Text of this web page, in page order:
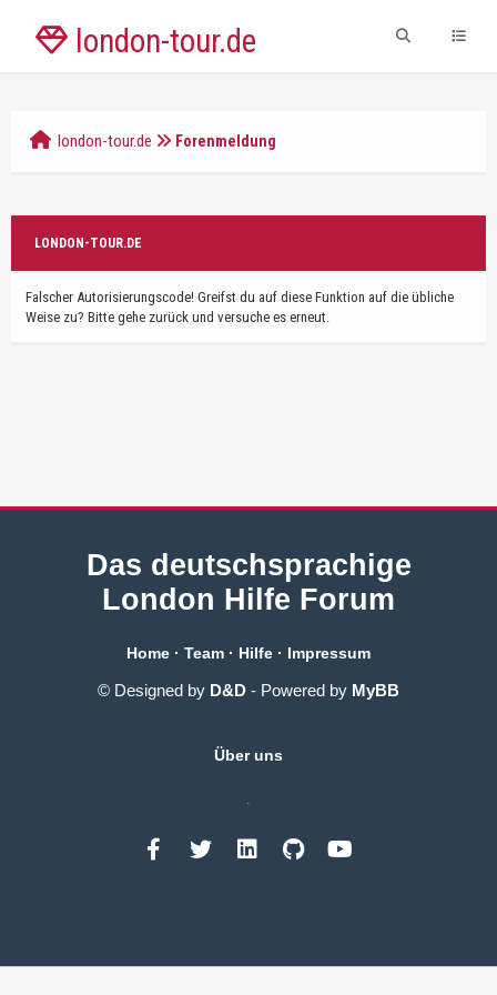
london-tour.de
london-tour.de Forenmeldung
LONDON-TOUR.DE
Falscher Autorisierungscode! Greifst du auf diese Funktion auf die übliche
Weise zu? Bitte gehe zurück und versuche es erneut.
Das deutschsprachige
London Hilfe Forum
Home · Team · Hilfe · Impressum
© Designed by D&D - Powered by MyBB
Über uns
.